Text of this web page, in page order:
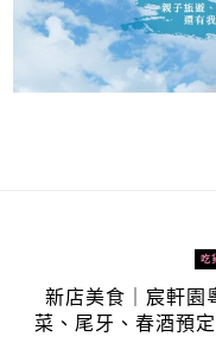
吃
新店美食｜宸軒
菜、尾牙、春酒預